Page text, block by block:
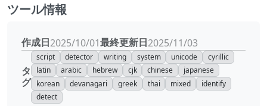
ツール情報
作成日2025/10/01最終更新日2025/11/03
タ
グ
script detector writing system unicode
cyrillic
latin
arabic hebrew cjk chinese
japanese
korean
devanagari greek thai mixed
identify
detect